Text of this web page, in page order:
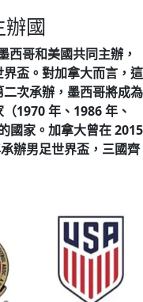
辦國
西哥和美國共同主辦，
盃。對加拿大而言，這
次承辦，墨西哥將成為
1970 年、1986 年、
國家。加拿大曾在 2015
辦男足世界盃，三國齊